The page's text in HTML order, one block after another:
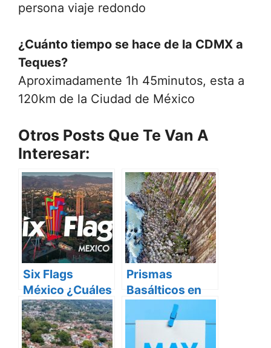
persona viaje redondo
¿Cuánto tiempo se hace de la CDMX a
Teques?
Aproximadamente 1h 45minutos, esta a
120km de la Ciudad de México
Otros Posts Que Te Van A
Interesar:
Six Flags
México ¿Cuáles
son las medidas
de seguridad en
la reapertura?
Prismas
Basálticos en
atractivo